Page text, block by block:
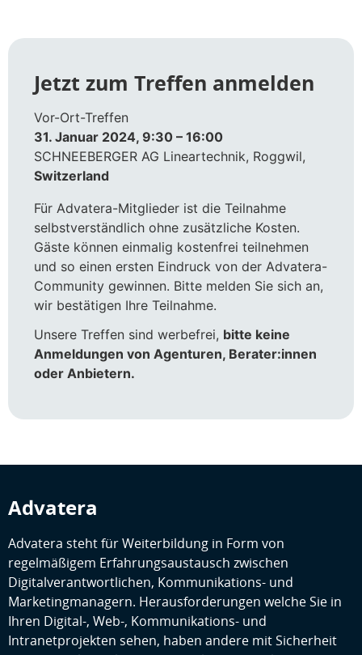
Jetzt zum Treffen anmelden
Vor-Ort-Treffen
31. Januar 2024, 9:30 – 16:00
SCHNEEBERGER AG Lineartechnik, Roggwil,
Switzerland
Für Advatera-Mitglieder ist die Teilnahme
selbstverständlich ohne zusätzliche Kosten.
Gäste können einmalig kostenfrei teilnehmen
und so einen ersten Eindruck von der Advatera-
Community gewinnen. Bitte melden Sie sich an,
wir bestätigen Ihre Teilnahme.
Unsere Treffen sind werbefrei, bitte keine
Anmeldungen von Agenturen, Berater:innen
oder Anbietern.
Advatera
Advatera steht für Weiterbildung in Form von
regelmäßigem Erfahrungsaustausch zwischen
Digitalverantwortlichen, Kommunikations- und
Marketingmanagern. Herausforderungen welche Sie in
Ihren Digital-, Web-, Kommunikations- und
Intranetprojekten sehen, haben andere mit Sicherheit